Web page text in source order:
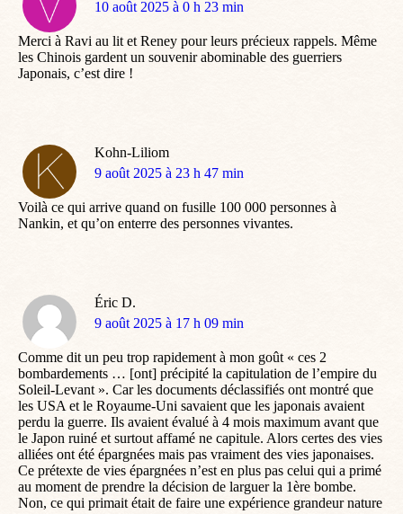
dit
10 août 2025 à 0 h 23 min
Merci à Ravi au lit et Reney pour leurs précieux rappels. Même
les Chinois gardent un souvenir abominable des guerriers
Japonais, c’est dire !
Kohn-Liliom
dit
9 août 2025 à 23 h 47 min
Voilà ce qui arrive quand on fusille 100 000 personnes à
Nankin, et qu’on enterre des personnes vivantes.
Éric D.
dit
9 août 2025 à 17 h 09 min
Comme dit un peu trop rapidement à mon goût « ces 2
bombardements … [ont] précipité la capitulation de l’empire du
Soleil-Levant ». Car les documents déclassifiés ont montré que
les USA et le Royaume-Uni savaient que les japonais avaient
perdu la guerre. Ils avaient évalué à 4 mois maximum avant que
le Japon ruiné et surtout affamé ne capitule. Alors certes des vies
alliées ont été épargnées mais pas vraiment des vies japonaises.
Ce prétexte de vies épargnées n’est en plus pas celui qui a primé
au moment de prendre la décision de larguer la 1ère bombe.
Non, ce qui primait était de faire une expérience grandeur nature